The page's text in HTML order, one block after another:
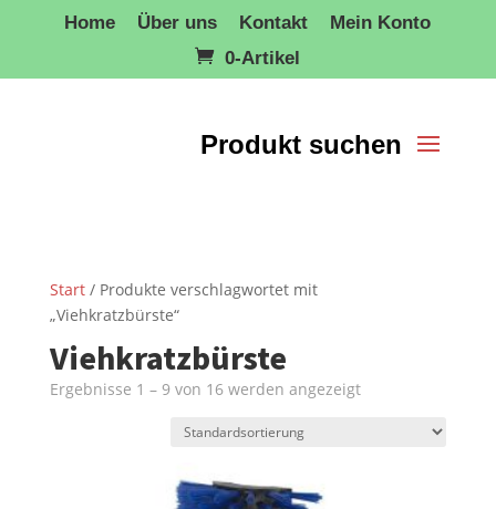
Home Über uns Kontakt
Mein Konto
0-Artikel
Start/ Produkte verschlagwortet mit
„Viehkratzbürste“
Viehkratzbürste
Ergebnisse 1 – 9 von 16 werden angezeigt